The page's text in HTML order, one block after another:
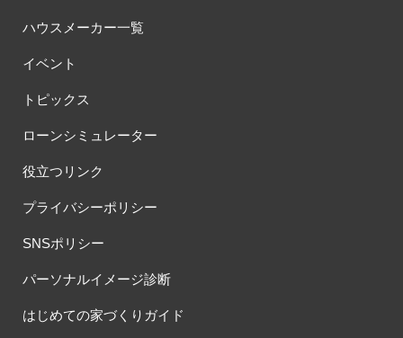
ハウスメーカー一覧
イベント
トピックス
ローンシミュレーター
役立つリンク
プライバシーポリシー
SNSポリシー
パーソナルイメージ診断
はじめての家づくりガイド